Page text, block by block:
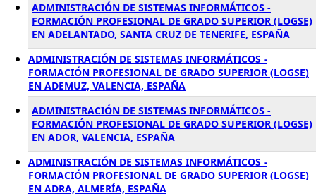
ADMINISTRACIÓN DE SISTEMAS INFORMÁTICOS -
FORMACIÓN PROFESIONAL DE GRADO SUPERIOR (LOGSE)
EN ADELANTADO, SANTA CRUZ DE TENERIFE, ESPAÑA
ADMINISTRACIÓN DE SISTEMAS INFORMÁTICOS -
FORMACIÓN PROFESIONAL DE GRADO SUPERIOR (LOGSE)
EN ADEMUZ, VALENCIA, ESPAÑA
ADMINISTRACIÓN DE SISTEMAS INFORMÁTICOS -
FORMACIÓN PROFESIONAL DE GRADO SUPERIOR (LOGSE)
EN ADOR, VALENCIA, ESPAÑA
ADMINISTRACIÓN DE SISTEMAS INFORMÁTICOS -
FORMACIÓN PROFESIONAL DE GRADO SUPERIOR (LOGSE)
EN ADRA, ALMERÍA, ESPAÑA